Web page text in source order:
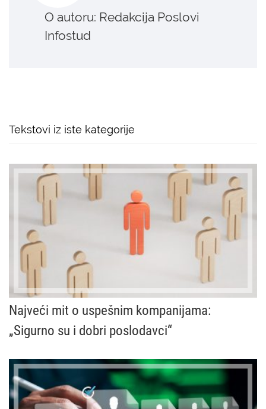
O autoru: Redakcija Poslovi
Infostud
Tekstovi iz iste kategorije
Najveći mit o uspešnim kompanijama:
„Sigurno su i dobri poslodavci“